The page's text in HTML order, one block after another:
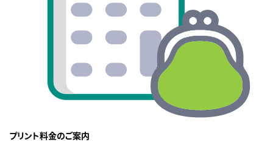
プリント料金のご案内